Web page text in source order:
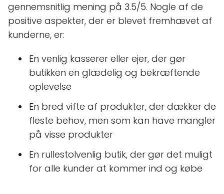
gennemsnitlig mening på 3.5/5. Nogle af de
positive aspekter, der er blevet fremhævet af
kunderne, er:
En venlig kasserer eller ejer, der gør
butikken en glædelig og bekræftende
oplevelse
En bred vifte af produkter, der dækker de
fleste behov, men som kan have mangler
på visse produkter
En rullestolvenlig butik, der gør det muligt
for alle kunder at kommer ind og købe